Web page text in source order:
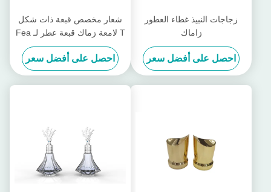
زجاجات النبيذ غطاء العطور
زاماك
احصل على أفضل سعر
شعار مخصص قبعة ذات شكل
T لامعة زماك قبعة عطر لـ Fea
15
احصل على أفضل سعر